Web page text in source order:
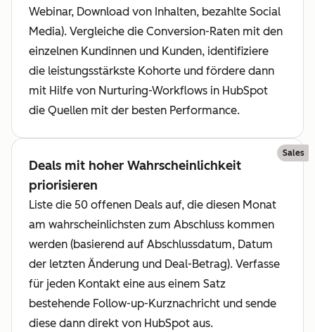
Webinar, Download von Inhalten, bezahlte Social
Media). Vergleiche die Conversion-Raten mit den
einzelnen Kundinnen und Kunden, identifiziere
die leistungsstärkste Kohorte und fördere dann
mit Hilfe von Nurturing-Workflows in HubSpot
die Quellen mit der besten Performance.
Sales
Deals mit hoher Wahrscheinlichkeit
priorisieren
Liste die 50 offenen Deals auf, die diesen Monat
am wahrscheinlichsten zum Abschluss kommen
werden (basierend auf Abschlussdatum, Datum
der letzten Änderung und Deal-Betrag). Verfasse
für jeden Kontakt eine aus einem Satz
bestehende Follow-up-Kurznachricht und sende
diese dann direkt von HubSpot aus.